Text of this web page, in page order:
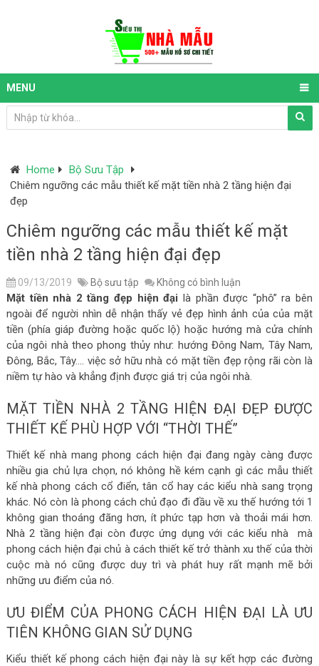
MENU
Home
Bộ Sưu Tập
Chiêm ngưỡng các mẫu thiết kế mặt tiền nhà 2 tầng hiện đại
đẹp
Chiêm ngưỡng các mẫu thiết kế mặt
tiền nhà 2 tầng hiện đại đẹp
09/13/2019 Bộ sưu tập Không có bình luận
Mặt tiền nhà 2 tầng đẹp hiện đại là phần được “phô” ra bên
ngoài để người nhìn dễ nhận thấy vẻ đẹp hình ảnh của của mặt
tiền (phía giáp đường hoặc quốc lộ) hoặc hướng mà cửa chính
của ngôi nhà theo phong thủy như: hướng Đông Nam, Tây Nam,
Đông, Bắc, Tây…. việc sở hữu nhà có mặt tiền đẹp rộng rãi còn là
niềm tự hào và khẳng định được giá trị của ngôi nhà.
MẶT TIỀN NHÀ 2 TẦNG HIỆN ĐẠI ĐẸP ĐƯỢC
THIẾT KẾ PHÙ HỢP VỚI “THỜI THẾ”
Thiết kế nhà mang phong cách hiện đại đang ngày càng được
nhiều gia chủ lựa chọn, nó không hề kém cạnh gì các mẫu thiết
kế nhà phong cách cổ điển, tân cổ hay các kiểu nhà sang trọng
khác. Nó còn là phong cách chủ đạo đi đầu về xu thế hướng tới 1
không gian thoáng đãng hơn, ít phức tạp hơn và thoải mái hơn.
Nhà 2 tầng hiện đại còn được ứng dụng với các kiểu nhà mà
phong cách hiện đại chủ à cách thiết kế trở thành xu thế của thời
cuộc mà nó cũng được duy trì và phát huy rất mạnh mẽ bởi
những ưu điểm của nó.
ƯU ĐIỂM CỦA PHONG CÁCH HIỆN ĐẠI LÀ ƯU
TIÊN KHÔNG GIAN SỬ DỤNG
Kiểu thiết kế phong cách hiện đại này là sự kết hợp các đường